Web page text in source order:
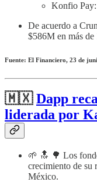
Konfio
De acuerdo a
$586M en más
Fuente: El Financiero, 23 de
🇲🇽Dapp
liderada por
🌱 🔝 🌳 Los
crecimiento de su
México.